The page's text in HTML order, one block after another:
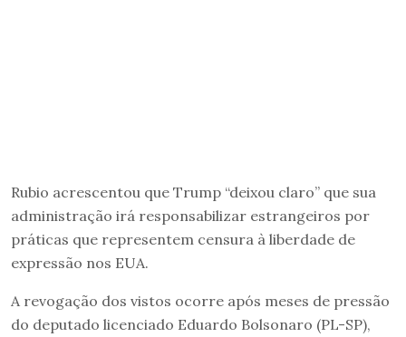
Rubio acrescentou que Trump “deixou claro” que sua
administração irá responsabilizar estrangeiros por
práticas que representem censura à liberdade de
expressão nos EUA.
A revogação dos vistos ocorre após meses de pressão
do deputado licenciado Eduardo Bolsonaro (PL-SP),